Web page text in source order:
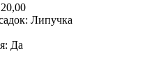
: Липучка
: Да